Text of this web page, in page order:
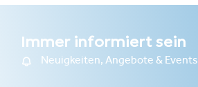
Immer informiert sein
Neuigkeiten, Angebote & Events